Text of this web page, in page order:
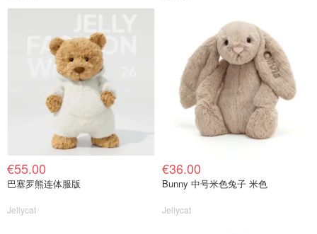
€55.00
巴塞罗熊连体服版
Jellycat
€36.00
Bunny 中号米色兔子 米色
Jellycat